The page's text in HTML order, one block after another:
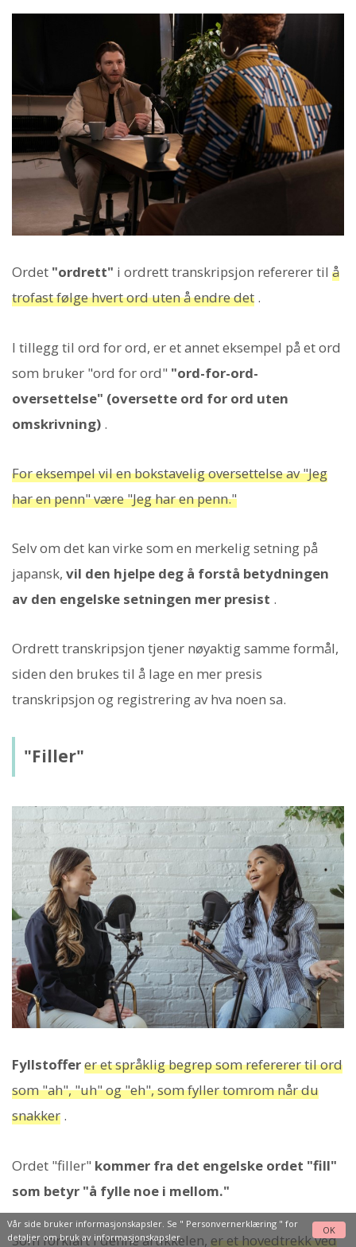
Ordet "ordrett" i ordrett transkripsjon refererer til å
trofast følge hvert ord uten å endre det .
I tillegg til ord for ord, er et annet eksempel på et ord
som bruker "ord for ord" "ord-for-ord-
oversettelse" (oversette ord for ord uten
omskrivning) .
For eksempel vil en bokstavelig oversettelse av "Jeg
har en penn" være "Jeg har en penn."
Selv om det kan virke som en merkelig setning på
japansk, vil den hjelpe deg å forstå betydningen
av den engelske setningen mer presist .
Ordrett transkripsjon tjener nøyaktig samme formål,
siden den brukes til å lage en mer presis
transkripsjon og registrering av hva noen sa.
"Filler"
Fyllstofferer et språklig begrep som refererer til ord
som "ah", "uh" og "eh", som fyller tomrom når du
snakker .
Ordet "filler" kommer fra det engelske ordet "fill"
som betyr "å fylle noe i mellom."
Som forklart i denne artikkelen, er et hovedtrekk ved
Vår side bruker informasjonskapsler. Se " Personvernerklæring" for
detaljer om bruk av informasjonskapsler.
OK